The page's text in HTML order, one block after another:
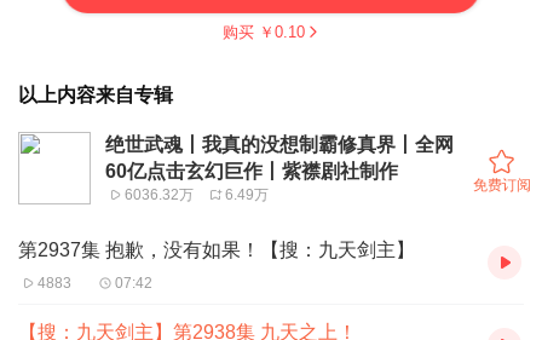
购买 ￥ 0.10
以上内容来自专辑
绝世武魂丨我真的没想制霸修真界丨全网
60亿点击玄幻巨作丨紫襟剧社制作
6036.32万 6.49万
免费订阅
第2937集 抱歉，没有如果！【搜：九天剑主】
4883 07:42
【搜：九天剑主】第2938集 九天之上！